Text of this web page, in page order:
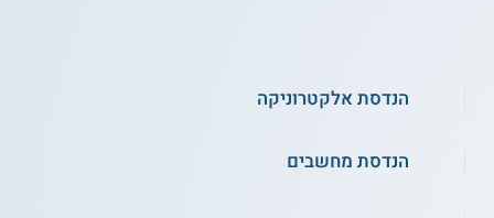
הנדסת אלקטרוניקה
הנדסת מחשבים